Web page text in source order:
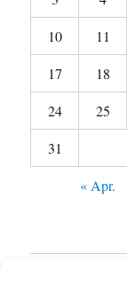
10
11
17
18
24
25
31
« Apr.